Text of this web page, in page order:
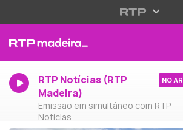
RTP Notícias (RTP
Madeira)
Emissão em simultâneo com RTP
Notícias
NO AR